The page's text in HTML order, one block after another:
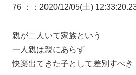
76 ： ：2020/12/05(土)
親が二人いて家族という
一人親は親にあらず
快楽出てきた子として差別すべき